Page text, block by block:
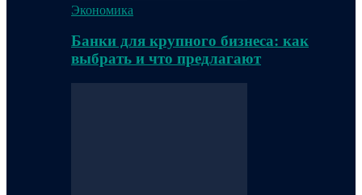
Экономика
Банки для крупного бизнеса: как
выбрать и что предлагают